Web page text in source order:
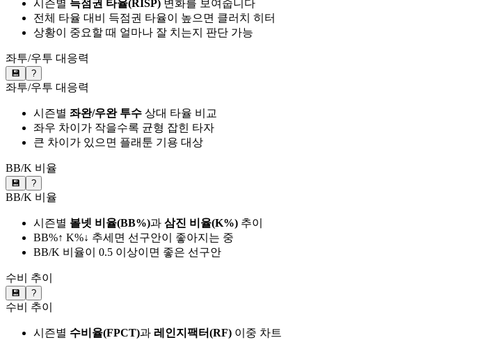
시즌별 득점권 타율(RISP) 변화를 보여줍니다
전체 타율 대비 득점권 타율이 높으면 클러치 히터
상황이 중요할 때 얼마나 잘 치는지 판단 가능
좌투/우투 대응력
💾 ?
좌투/우투 대응력
시즌별 좌완/우완 투수 상대 타율 비교
좌우 차이가 작을수록 균형 잡힌 타자
큰 차이가 있으면 플래툰 기용 대상
BB/K 비율
💾 ?
BB/K 비율
시즌별 볼넷 비율(BB%)과 삼진 비율(K%) 추이
BB%↑ K%↓ 추세면 선구안이 좋아지는 중
BB/K 비율이 0.5 이상이면 좋은 선구안
수비 추이
💾 ?
수비 추이
시즌별 수비율(FPCT)과 레인지팩터(RF) 이중 차트